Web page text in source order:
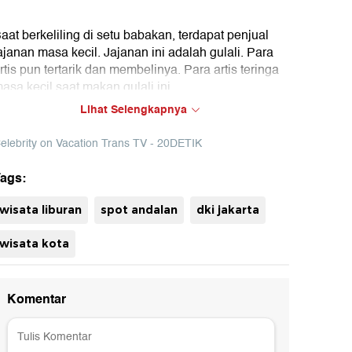
berkeliling di setu babakan, terdapat penjual
masa kecil. Jajanan ini adalah gulali. Para
pun tertarik dan membelinya. Para artis teringa
kecil saat makan gulali ini
Dok : Celebrity on Vacation Trans TV (Diki)
Lihat Selengkapnya
on Vacation Trans TV - 20DETIK
wisata liburan spot andalan dki jakarta
wisata kota